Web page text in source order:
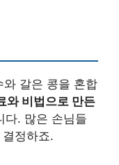
와 갈은 콩을 혼합
와 비법으로 만든
다. 많은 손님들
정하죠.